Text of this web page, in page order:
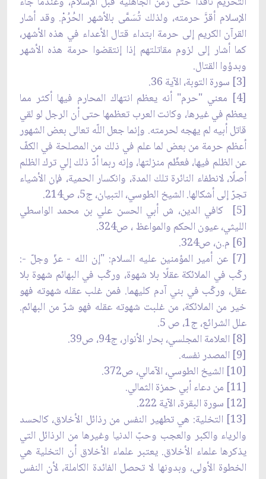
الإسلام أقرَّ حرمته، ولذلك تُسَمَّى بالأشهر الحُرُمْ. وقد أشار
القرآن الكريم إلى حرمة ابتداء قتال الأعداء في هذه الأشهر،
كما أشار إلى لزوم مقاتلتهم إذا إنتقضوا حرمة هذه الأشهر
وبدؤوا القتال.
[3] سورة التوبة، الآية 36.
[4] معني "حرم" أنه يعظم انتهاك المحارم فيها أكثر مما
يعظم في غيرها، وكانت العرب تعظمها حتى أن الرجل لو لقي
قاتل أبيه لم يهجه لحرمته. وإنما جعل اللّه تعالى بعض الشهور
أعظم حرمة من بعض لما علم في ذلك من المصلحة في الكفّ
عن الظلم فيها، فعظّم منزلتها، وإنه ربما أدّ ذلك إلي ترك الظلم
أصلًا، لانطفاء النائرة تلك المدة، وانكسار الحمية، فإن الأشياء
تجرّ إلى أشكالها. الشيخ الطوسي، التبيان، ج5، ص214.
[5] كافي الدين، ش أبي الحسن علي بن محمد الواسطي
الليثي، عيون الحكم والمواعظ ، ص324.
[6] م.ن، ص324.
[7] عن أمير المؤمنين عليه السلام: "إن الله - عزّ وجلّ -:
ركّب في الملائكة عقلًا بلا شهوة، وركّب في البهائم شهوة بلا
عقل، وركّب في بني آدم كليهما. فمن غلب عقله شهوته فهو
خير من الملائكة، من غلبت شهوته عقله فهو شرّ من البهائم.
علل ‏الشرائع، ج1، ص 5.
[8] العلامة المجلسي، بحار الأنوار، ج94، ص39.
[9] المصدر نفسه.
[10] الشيخ الطوسي، الآمالي، ص372.
[11] من دعاء أبي حمزة الثمالي.
[12] سورة البقرة، الآية 222.
[13] التخلية: هي تطهير النفس من رذائل الأخلاق، كالحسد
والرياء والكبر والعجب وحبّ الدنيا وغيرها من الرذائل التي
يذكرها علماء الأخلاق. يعتبر علماء الأخلاق أن التخلية هي
الخطوة الأولى، وبدونها لا تحصل الفائدة الكاملة، لأن النفس